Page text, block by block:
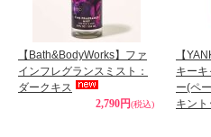
【Bath&BodyWorks】ファ
インフレグランスミスト：
ダークキス
2,790円(税込)
【
キーキ
ー(ペ
キント